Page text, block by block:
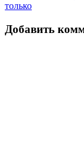
только
Добавить